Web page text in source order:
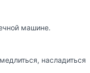
машине.
насладиться